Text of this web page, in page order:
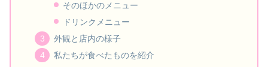
そのほかのメニュー
ドリンクメニュー
外観と店内の様子
私たちが食べたものを紹介